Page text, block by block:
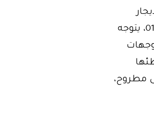
بالتالي مع بداية فصل الصيف واقتراب موسم الإجازات 01102106655، يتوجه
مطروح،